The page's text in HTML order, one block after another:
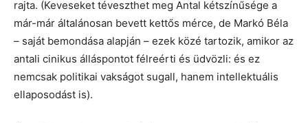
rajta. (Keveseket téveszthet meg Antal kétszínűsége a
már-már általánosan bevett kettős mérce, de Markó Béla
– saját bemondása alapján – ezek közé tartozik, amikor az
antali cinikus álláspontot félreérti és üdvözli: és ez
nemcsak politikai vakságot sugall, hanem intellektuális
ellaposodást is).